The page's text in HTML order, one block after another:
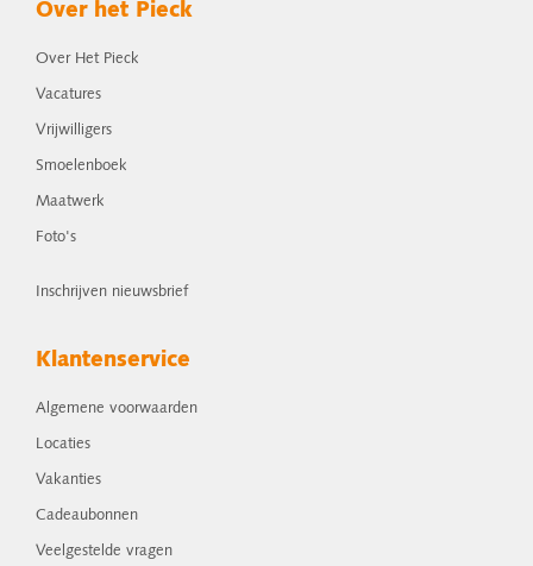
Over het Pieck
Over Het Pieck
Vacatures
Vrijwilligers
Smoelenboek
Maatwerk
Foto's
Inschrijven nieuwsbrief
Klantenservice
Algemene voorwaarden
Locaties
Vakanties
Cadeaubonnen
Veelgestelde vragen